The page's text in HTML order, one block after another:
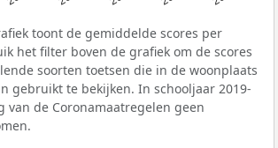
toont de gemiddelde scores per
het filter boven de grafiek om de scores
soorten toetsen die in de woonplaats
gebruikt te bekijken. In schooljaar 2019-
van de Coronamaatregelen geen